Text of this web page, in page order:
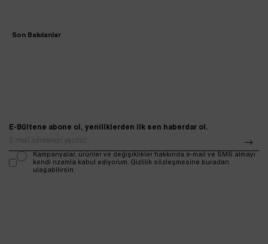
Son Bakılanlar
E-Bültene abone ol, yeniliklerden ilk sen haberdar ol.
Kampanyalar, ürünler ve değişiklikler hakkında e-mail ve SMS almayı
kendi rızamla kabul ediyorum. Gizlilik sözleşmesine buradan
ulaşabilirsin